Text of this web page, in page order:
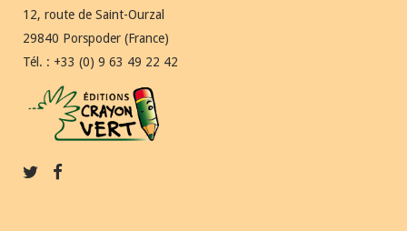
12, route de Saint-Ourzal
29840 Porspoder (France)
Tél. : +33 (0) 9 63 49 22 42